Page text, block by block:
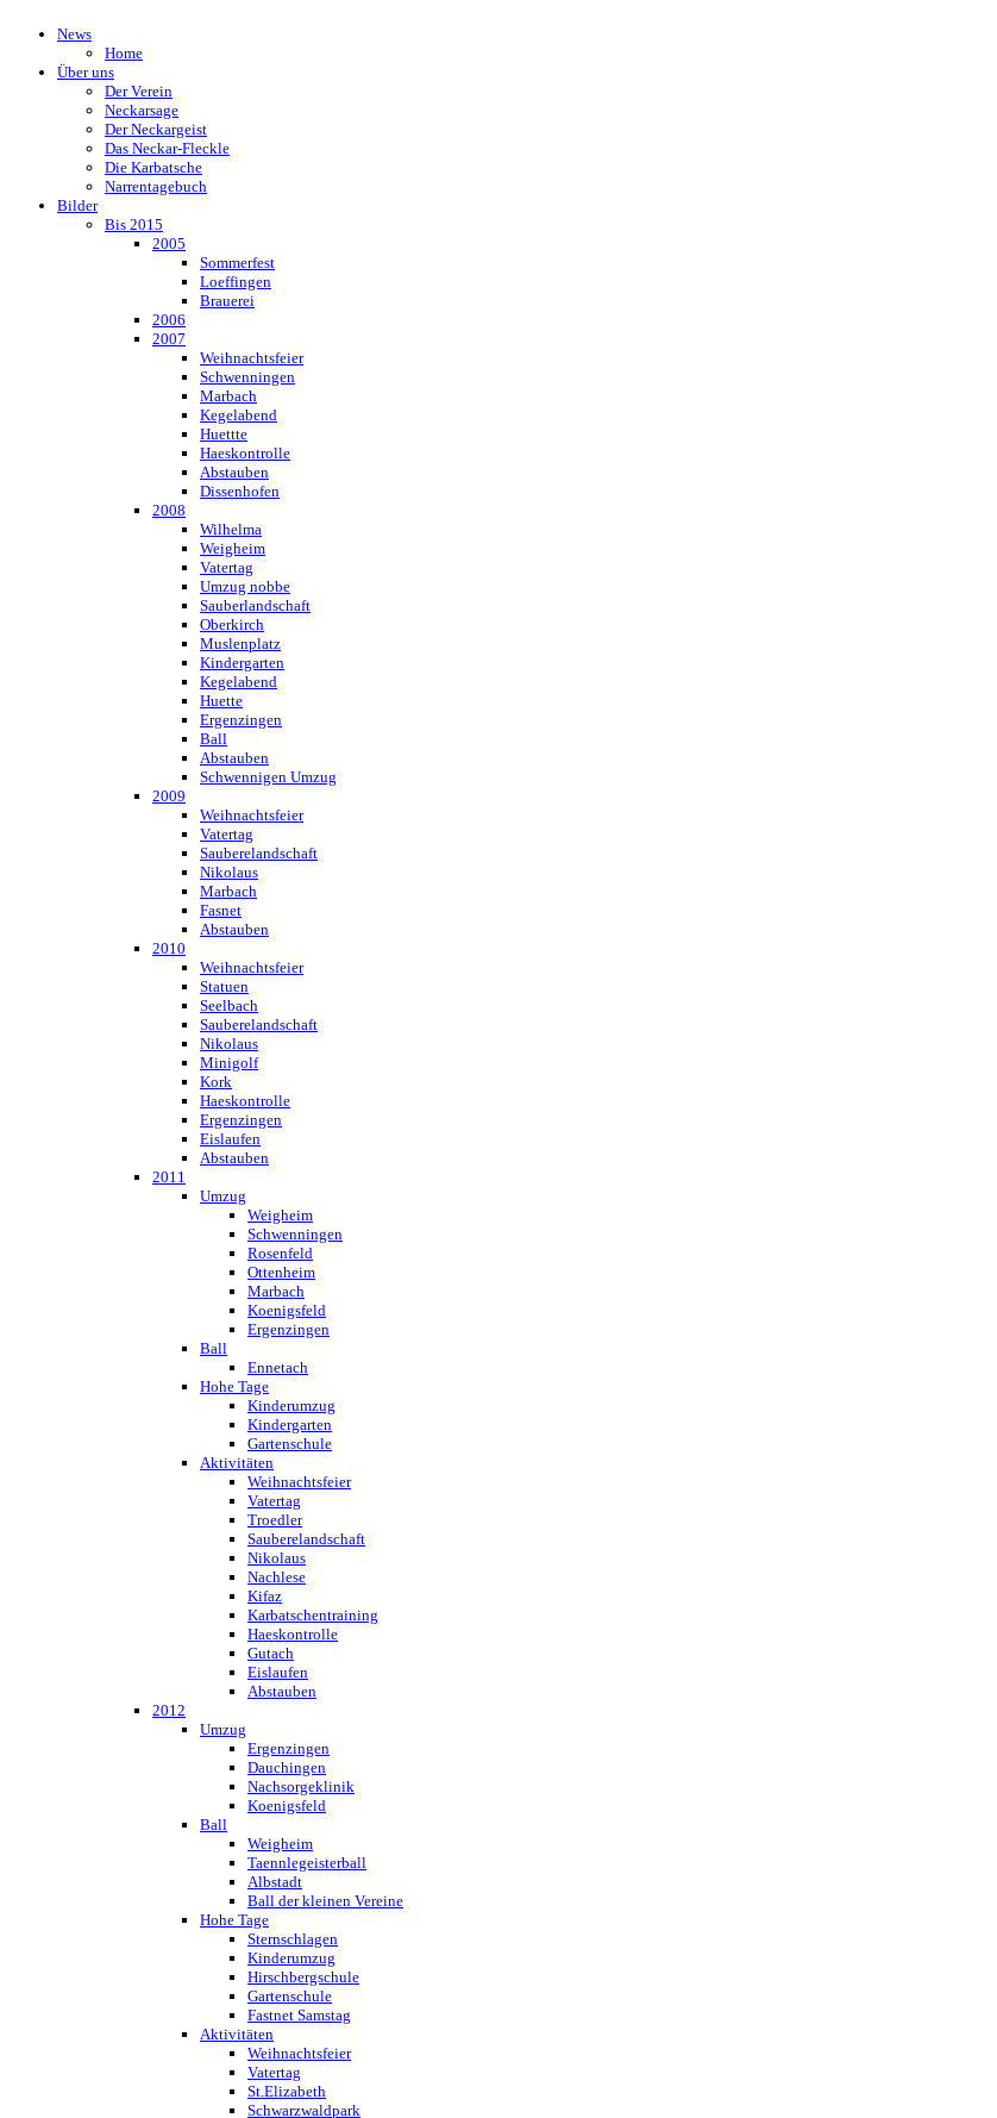
News
Home
Über uns
Der Verein
Neckarsage
Der Neckargeist
Das Neckar-Fleckle
Die Karbatsche
Narrentagebuch
Bilder
Bis 2015
2005
Sommerfest
Loeffingen
Brauerei
2006
2007
Weihnachtsfeier
Schwenningen
Marbach
Kegelabend
Huettte
Haeskontrolle
Abstauben
Dissenhofen
2008
Wilhelma
Weigheim
Vatertag
Umzug nobbe
Sauberlandschaft
Oberkirch
Muslenplatz
Kindergarten
Kegelabend
Huette
Ergenzingen
Ball
Abstauben
Schwennigen Umzug
2009
Weihnachtsfeier
Vatertag
Sauberelandschaft
Nikolaus
Marbach
Fasnet
Abstauben
2010
Weihnachtsfeier
Statuen
Seelbach
Sauberelandschaft
Nikolaus
Minigolf
Kork
Haeskontrolle
Ergenzingen
Eislaufen
Abstauben
2011
Umzug
Weigheim
Schwenningen
Rosenfeld
Ottenheim
Marbach
Koenigsfeld
Ergenzingen
Ball
Ennetach
Hohe Tage
Kinderumzug
Kindergarten
Gartenschule
Aktivitäten
Weihnachtsfeier
Vatertag
Troedler
Sauberelandschaft
Nikolaus
Nachlese
Kifaz
Karbatschentraining
Haeskontrolle
Gutach
Eislaufen
Abstauben
2012
Umzug
Ergenzingen
Dauchingen
Nachsorgeklinik
Koenigsfeld
Ball
Weigheim
Taennlegeisterball
Albstadt
Ball der kleinen Vereine
Hohe Tage
Sternschlagen
Kinderumzug
Hirschbergschule
Gartenschule
Fastnet Samstag
Aktivitäten
Weihnachtsfeier
Vatertag
St.Elizabeth
Schwarzwaldpark